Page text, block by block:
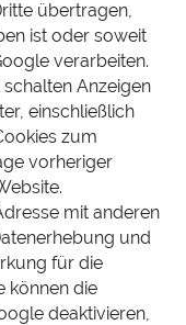
übertragen,
ist oder soweit
verarbeiten.
Anzeigen
einschließlich
zum
vorheriger
mit anderen
und
für die
können die
deaktivieren,